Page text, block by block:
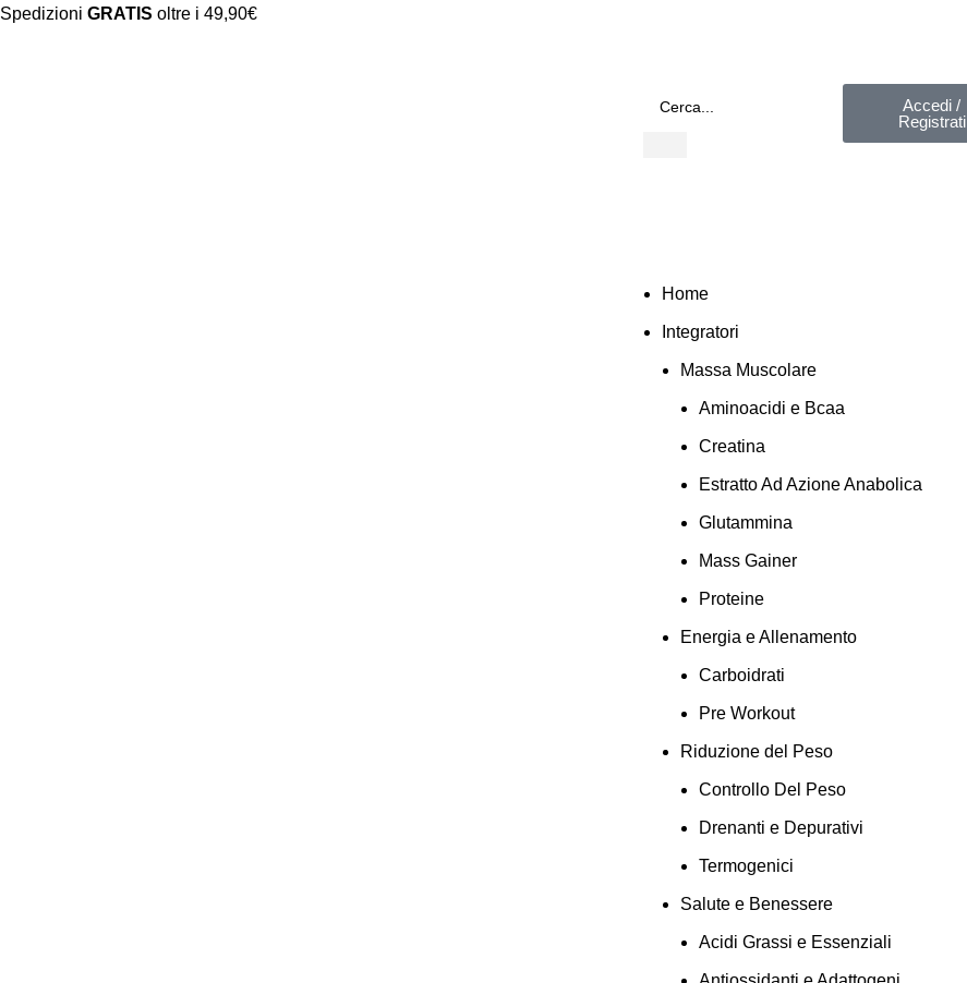
Spedizioni GRATIS oltre i 49,90€
Accedi /
Registrati
Home
Integratori
Massa Muscolare
Aminoacidi e Bcaa
Creatina
Estratto Ad Azione Anabolica
Glutammina
Mass Gainer
Proteine
Energia e Allenamento
Carboidrati
Pre Workout
Riduzione del Peso
Controllo Del Peso
Drenanti e Depurativi
Termogenici
Salute e Benessere
Acidi Grassi e Essenziali